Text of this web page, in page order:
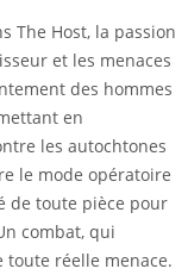
The Host, la passion
et les menaces
des hommes
en
les autochtones
le mode opératoire
de toute pièce pour
combat, qui
toute réelle menace.